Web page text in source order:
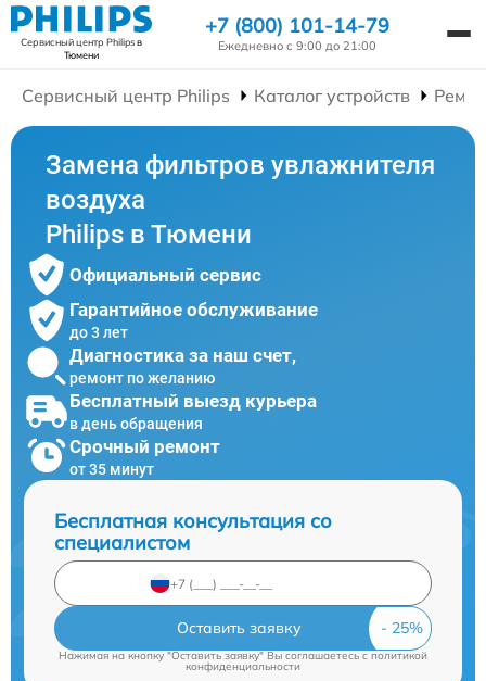
Сервисный центр Philipsв
Тюмени
+7 (800) 101-14-79
Ежедневно с 9:00 до 21:00
Сервисный центр Philips Каталог устройств
Замена фильтров увлажнителя
воздуха
Philips в Тюмени
Официальный сервис
Гарантийное обслуживание
до 3 лет
Диагностика за наш счет,
ремонт по желанию
Бесплатный выезд курьера
в день обращения
Срочный ремонт
от 35 минут
Бесплатная консультация со
специалистом
Оставить заявку
Нажимая на кнопку "Оставить заявку" Вы соглашаетесь c политикой
конфиденциальности